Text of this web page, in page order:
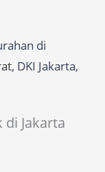
di
, DKI Jakarta,
Jakarta